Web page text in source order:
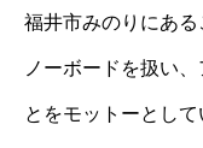
福井市みのりにあ
ノーボードを扱い
とをモットーとし